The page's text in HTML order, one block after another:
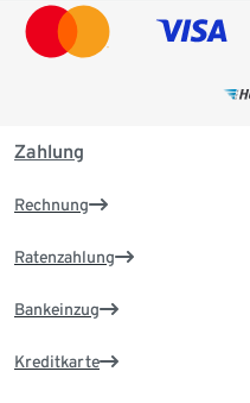
Zahlung
Rechnung
Ratenzahlung
Bankeinzug
Kreditkarte